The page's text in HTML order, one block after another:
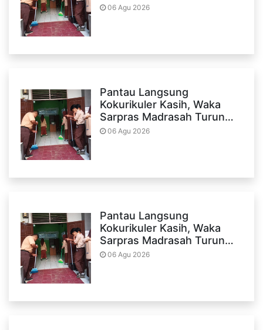
06 Agu 2026
Pantau Langsung
Kokurikuler Kasih, Waka
Sarpras Madrasah Turun…
06 Agu 2026
Pantau Langsung
Kokurikuler Kasih, Waka
Sarpras Madrasah Turun…
06 Agu 2026